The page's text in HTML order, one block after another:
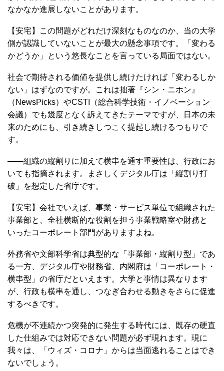
なかなか進展しないことがあります。
【安宅】この問題がどれだけ深刻なものなのか、当の大学
側が認識していないことが最大の懸念事項です。「変わる
かどうか」という悠長なことを言っている局面ではない。
社会で期待される価値を提供し続けたければ「変わるしか
ない」はずなのですが。これは拙著『シン・ニホン』
（NewsPicks）やCSTI（総合科学技術・イノベーション
会議）でも幾度となく訴えてきたテーマですが、日本の未
来のためにも、引き続きしつこく提起し続けるつもりで
す。
――組織の縦割りに加えて横串を通す重要性は、行政にお
いても指摘されます。まさしくデジタル庁は「縦割り打
破」を想定した省庁です。
【安宅】会社でいえば、事業・サービス単位で組織された
事業部と、全社横断的な役割を担う事業戦略室や財務と
いったコーポレート部門がありますよね。
外務省や文部科学省は典型的な「事業部・縦割り型」であ
る一方、デジタル庁や財務省、内閣府は「コーポレート・
横串型」の省庁だといえます。大学と事情は異なります
が、行政も横串を通し、つなぎ合わせる動きをさらに促進
するべきです。
危機が不連続かつ突発的に発生する時代には、既存の硬直
した仕組みでは対応できない問題が必ず現れます。現に
我々は、「ウィズ・コロナ」からは当面逃れることはでき
ないでしょう。